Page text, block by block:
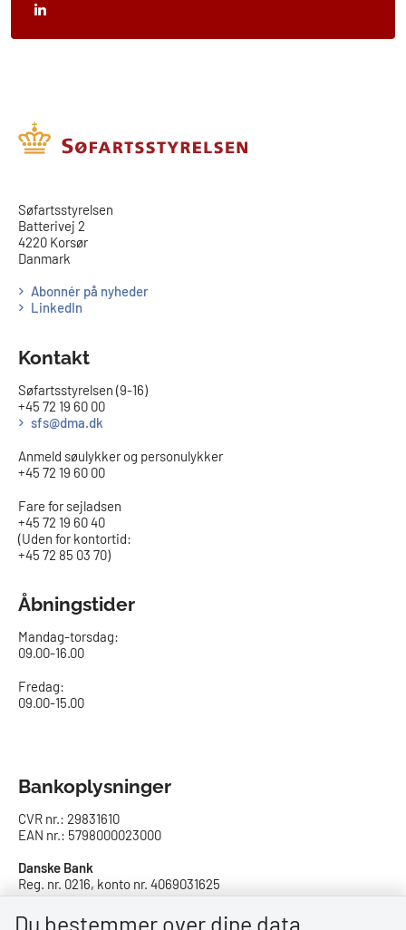
​​Søfartsstyrelsen
Batterivej 2
4220 Korsør
Danmark
Abonnér på nyheder
LinkedIn
Kontakt
Søfartsstyrelsen (9-16)
+45 72 19 60 00
sfs@dma.dk
Anmeld søulykker og personulykker
+45 72 19 60 00
Fare for sejladsen
+45 72 19 60 40
(Uden for kontortid:
+45 72 85 03 70)
Åbningstider
Mandag-torsdag:
09.00-16.00​
Fredag:
09.00-15.00
Bankoplysninger
CVR nr.: 29831610
EAN nr.: 5798000023000
Danske Bank
Reg. nr. 0216, konto nr. 4069031625
IBAN: DK8402164069031625
SWIFT: DABADKKK
Du bestemmer over dine data